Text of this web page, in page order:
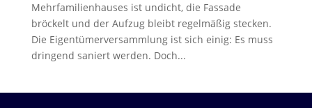
Mehrfamilienhauses ist undicht, die Fassade
bröckelt und der Aufzug bleibt regelmäßig stecken.
Die Eigentümerversammlung ist sich einig: Es muss
dringend saniert werden. Doch...